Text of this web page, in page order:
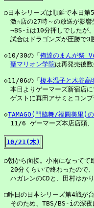
○日本シリーズは順延で本日
激☆店の27時～の放送が影響
→BS-iは10分押しでしたが、
試合はドラゴンズが圧勝で3
◇10/30の「 俺達のまんが祭
聖マリオン学院は再発売後数
◇11/06の「 榎本温子と木谷高
本日よりゲーマーズ新宿店に
ゲストに真田アサミとコンプ
◇TAMAGO(門脇舞/福圓美里)
11/6 ゲーマーズ本店店頭、
10/21(木)
○朝から面接。小雨になってて
20分くらいで終わったので
ハガレンのCDと、田村
□昨日の日本シリーズ第4戦が
そのため、TBS/BS-iの深夜